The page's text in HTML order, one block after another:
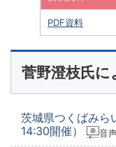
PDF資料
菅野澄枝氏
茨城県つくばみ
14:30開催）
音